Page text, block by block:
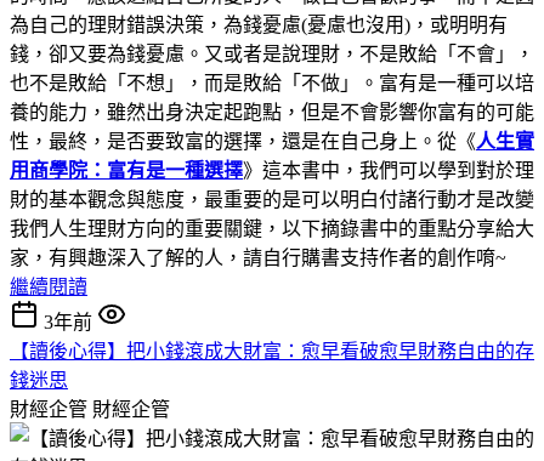
為自己的理財錯誤決策，為錢憂慮(憂慮也沒用)，或明明有
錢，卻又要為錢憂慮。又或者是說理財，不是敗給「不會」，
也不是敗給「不想」，而是敗給「不做」。富有是一種可以培
養的能力，雖然出身決定起跑點，但是不會影響你富有的可能
性，最終，是否要致富的選擇，還是在自己身上。從《人生實
用商學院：富有是一種選擇》這本書中，我們可以學到對於理
財的基本觀念與態度，最重要的是可以明白付諸行動才是改變
我們人生理財方向的重要關鍵，以下摘錄書中的重點分享給大
家，有興趣深入了解的人，請自行購書支持作者的創作唷~
繼續閱讀
3年前
【讀後心得】把小錢滾成大財富：愈早看破愈早財務自由的存
錢迷思
財經企管 財經企管